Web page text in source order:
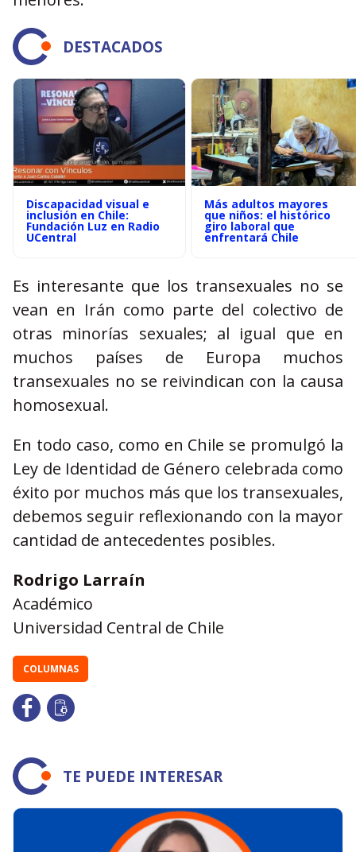
DESTACADOS
Discapacidad visual e
inclusión en Chile:
Fundación Luz en Radio
UCentral
Más adultos mayores
que niños: el histórico
giro laboral que
enfrentará Chile
Es interesante que los transexuales no se
vean en Irán como parte del colectivo de
otras minorías sexuales; al igual que en
muchos países de Europa muchos
transexuales no se reivindican con la causa
homosexual.
En todo caso, como en Chile se promulgó la
Ley de Identidad de Género celebrada como
éxito por muchos más que los transexuales,
debemos seguir reflexionando con la mayor
cantidad de antecedentes posibles.
Rodrigo Larraín
Académico
Universidad Central de Chile
COLUMNAS
TE PUEDE INTERESAR